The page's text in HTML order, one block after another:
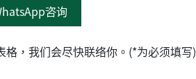
咨询
格，我们会尽快联络你。(*为必须填写)